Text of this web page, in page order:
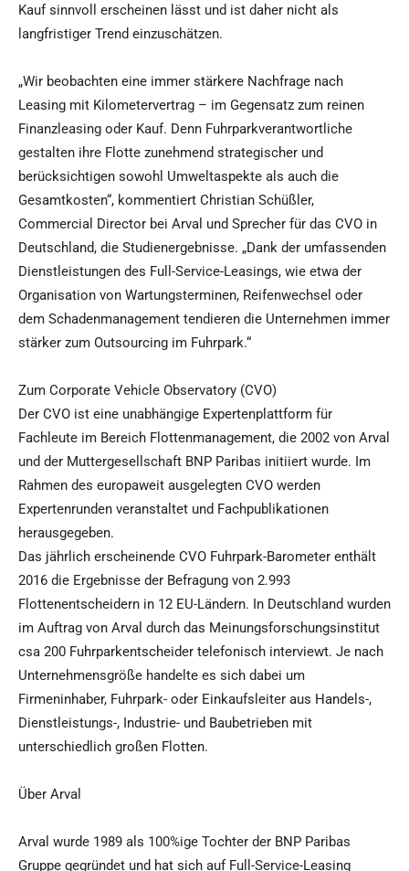
Kauf sinnvoll erscheinen lässt und ist daher nicht als
langfristiger Trend einzuschätzen.
„Wir beobachten eine immer stärkere Nachfrage nach
Leasing mit Kilometervertrag – im Gegensatz zum reinen
Finanzleasing oder Kauf. Denn Fuhrparkverantwortliche
gestalten ihre Flotte zunehmend strategischer und
berücksichtigen sowohl Umweltaspekte als auch die
Gesamtkosten“, kommentiert Christian Schüßler,
Commercial Director bei Arval und Sprecher für das CVO in
Deutschland, die Studienergebnisse. „Dank der umfassenden
Dienstleistungen des Full-Service-Leasings, wie etwa der
Organisation von Wartungsterminen, Reifenwechsel oder
dem Schadenmanagement tendieren die Unternehmen immer
stärker zum Outsourcing im Fuhrpark.“
Zum Corporate Vehicle Observatory (CVO)
Der CVO ist eine unabhängige Expertenplattform für
Fachleute im Bereich Flottenmanagement, die 2002 von Arval
und der Muttergesellschaft BNP Paribas initiiert wurde. Im
Rahmen des europaweit ausgelegten CVO werden
Expertenrunden veranstaltet und Fachpublikationen
herausgegeben.
Das jährlich erscheinende CVO Fuhrpark-Barometer enthält
2016 die Ergebnisse der Befragung von 2.993
Flottenentscheidern in 12 EU-Ländern. In Deutschland wurden
im Auftrag von Arval durch das Meinungsforschungsinstitut
csa 200 Fuhrparkentscheider telefonisch interviewt. Je nach
Unternehmensgröße handelte es sich dabei um
Firmeninhaber, Fuhrpark- oder Einkaufsleiter aus Handels-,
Dienstleistungs-, Industrie- und Baubetrieben mit
unterschiedlich großen Flotten.
Über Arval
Arval wurde 1989 als 100%ige Tochter der BNP Paribas
Gruppe gegründet und hat sich auf Full-Service-Leasing